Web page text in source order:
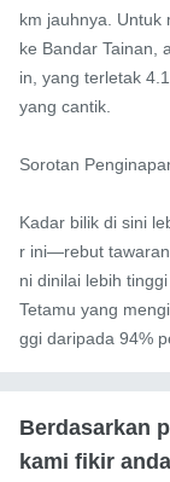
km jauhnya. Untuk
ke Bandar Tainan,
in, yang terletak
yang cantik.
Sorotan
Kadar bilik di sini
r ini—rebut
ni dinilai lebih
Tetamu yang
ggi daripada 94%
Berdasarkan
kami fikir